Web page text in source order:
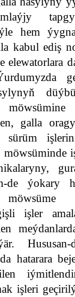
hem
kabul ediş
elewatorlara
galla
sürüm
de ýokary
işler
Hususan-
hatarara
işleri